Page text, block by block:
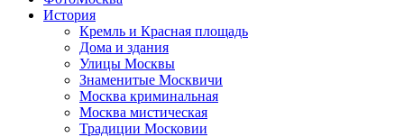
История
Кремль и Красная площадь
Дома и здания
Улицы Москвы
Знаменитые Москвичи
Москва криминальная
Москва мистическая
Традиции Московии